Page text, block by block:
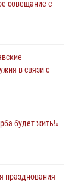
совещание с
в связи с
будет жить!»
празднования